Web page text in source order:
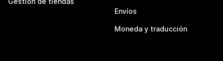
Envíos
Moneda y traducción